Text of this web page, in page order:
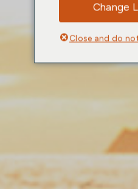
Change
Close and do